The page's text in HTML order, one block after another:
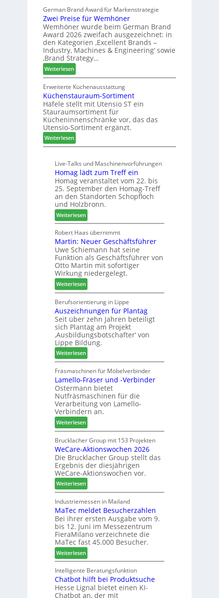
t
Z
u
k
u
n
f
t
s
t
F
ü
h
r
u
n
g
a
n
v
e
d
i
u
n
d
H
u
b
t
e
x
s
t
e
e
n
a
u
s
German Brand Award für Markenstrategie
Zwei Preise für Wemhöner
Wemhöner wurde beim German Brand
Award 2026 zweifach ausgezeichnet: in
den Kategorien ‚Excellent Brands –
Industry, Machines & Engineering‘ sowie
‚Brand Strategy…
Weiterlesen:
Z
w
e
i
P
r
e
i
s
f
ü
r
W
e
m
h
n
e
r
Erweiterte Küchenausstattung
Küchenstauraum-Sortiment
Häfele stellt mit Utensio ST ein
Stauraumsortiment für
Kücheninnenschränke vor, das das
Utensio-Sortiment ergänzt.
Weiterlesen:
K
c
h
e
n
s
t
a
u
r
a
u
m
-
S
o
r
t
i
m
e
n
t
Live-Talks und Maschinenvorführungen
Homag lädt zum Treff ein
Homag veranstaltet vom 22. bis
25. September den Homag-Treff
an den Standorten Schopfloch
und Holzbronn.
Weiterlesen:
H
o
m
a
g
l
ä
d
t
z
u
m
T
r
e
f
f
e
i
n
Robert Haas übernimmt
Martin: Neuer Geschäftsführer
Uwe Schiemann hat seine
Funktion als Geschäftsführer von
Otto Martin mit sofortiger
Wirkung niedergelegt.
Weiterlesen:
M
a
r
t
i
n
:
N
e
u
e
r
G
e
s
c
h
ä
f
t
s
f
ü
h
r
e
r
Berufsorientierung in Lippe
Auszeichnungen für Plantag
Seit über zehn Jahren beteiligt
sich Plantag am Projekt
‚Ausbildungsbotschafter‘ von
Lippe Bildung.
Weiterlesen:
A
u
s
z
e
i
c
h
n
u
n
g
e
n
f
ü
r
P
l
a
n
t
a
g
Fräsmaschinen für Möbelverbinder
Lamello-Fräser und -Verbinder
Ostermann bietet
Nutfräsmaschinen für die
Verarbeitung von Lamello-
Verbindern an.
Weiterlesen:
L
a
m
e
l
l
o
-
F
r
ä
s
e
r
u
n
d
-
V
Brucklacher Group mit 153 Projekten
WeCare-Aktionswochen 2026
Die Brucklacher Group stellt das
Ergebnis der diesjährigen
WeCare-Aktionswochen vor.
Weiterlesen:
W
e
C
a
r
e
-
A
k
t
i
o
Industriemessen in Mailand
MaTec meldet Besucherzahlen
Bei ihrer ersten Ausgabe vom 9.
bis 12. Juni im Messezentrum
FieraMilano verzeichnete die
MaTec fast 45.000 Besucher.
Weiterlesen:
M
a
T
e
c
Intelligente Beratungsfunktion
Chatbot hilft bei Produktsuche
Hesse Lignal bietet einen KI-
Chatbot an, der mit